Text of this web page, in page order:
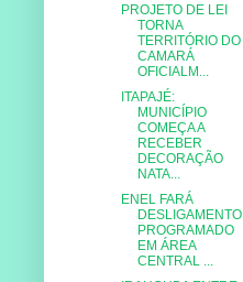
PROJETO DE LEI
TORNA
TERRITÓRIO DO
CAMARÁ
OFICIALM...
ITAPAJÉ:
MUNICÍPIO
COMEÇA A
RECEBER
DECORAÇÃO
NATA...
ENEL FARÁ
DESLIGAMENTO
PROGRAMADO
EM ÁREA
CENTRAL ...